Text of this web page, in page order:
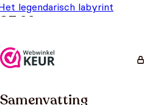
legendarisch labyrint
7,99
Samenvatting